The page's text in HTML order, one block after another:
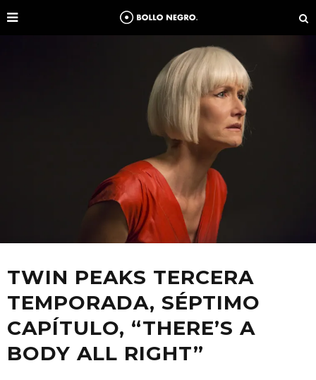
TWIN PEAKS TERCERA
TEMPORADA, SÉPTIMO
CAPÍTULO, “THERE’S A
BODY ALL RIGHT”